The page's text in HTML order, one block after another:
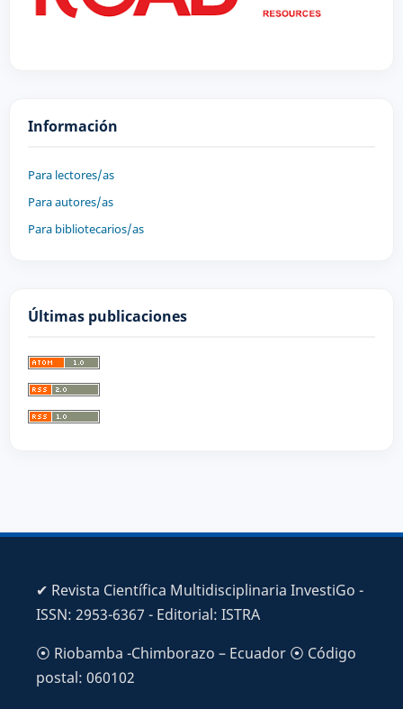
Información
Para lectores/as
Para autores/as
Para bibliotecarios/as
Últimas publicaciones
✔ Revista Científica Multidisciplinaria InvestiGo -
ISSN: 2953-6367 - Editorial: ISTRA
⦿ Riobamba -Chimborazo – Ecuador ⦿ Código
postal: 060102